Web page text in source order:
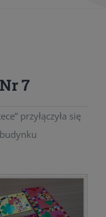
7
przyłączyła się